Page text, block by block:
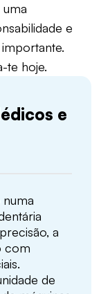
e
te hoje.
e
a
com
de